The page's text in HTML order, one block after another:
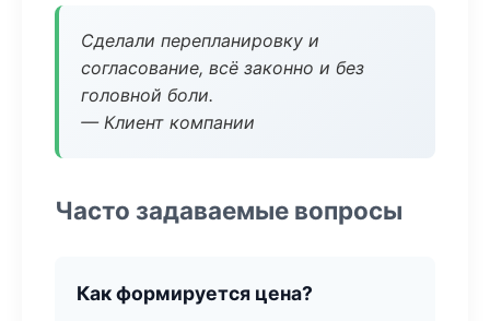
Сделали перепланировку и
согласование, всё законно и без
головной боли.
— Клиент компании
Часто задаваемые вопросы
Как формируется цена?